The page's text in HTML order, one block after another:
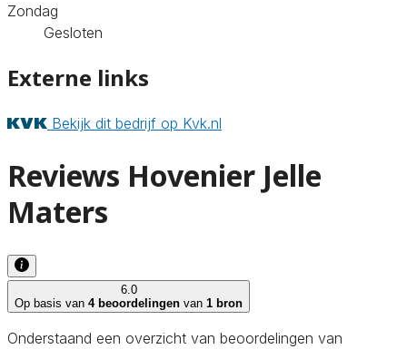
Zondag
Gesloten
Externe links
Bekijk dit bedrijf op Kvk.nl
Reviews Hovenier Jelle
Maters
6.0
Op basis van 4 beoordelingen van 1 bron
Onderstaand een overzicht van beoordelingen van